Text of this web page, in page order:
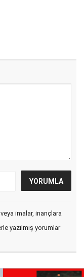
imalar, inançlara
yazılmış yorumlar